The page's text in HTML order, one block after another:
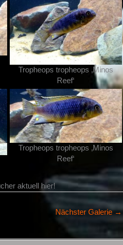
Tropheops tropheops ‚Minos
Reef‘
Tropheops tropheops ‚Minos
Reef‘
aktuell hier!
Nächster Galerie→